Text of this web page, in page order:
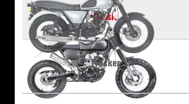
Classic
Tracker